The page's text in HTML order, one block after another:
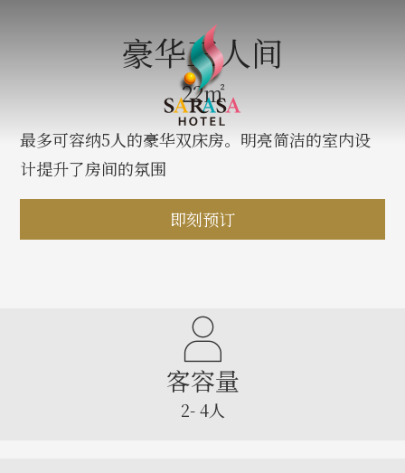
豪华三人间
22㎡
最多可容纳5人的豪华双床房。明亮简洁的室内设
计提升了房间的氛围
即刻预订
客容量
2- 4人